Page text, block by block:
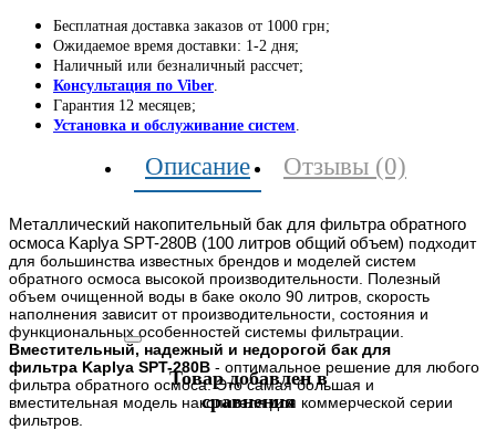
Бесплатная доставка заказов от 1000 грн;
Ожидаемое время доставки: 1-2 дня;
Наличный или безналичный рассчет;
Консультация по Viber
Гарантия 12 месяцев;
Установка и обслуживание систем
Описание Отзывы (0)
Металлический накопительный бак для фильтра обратного
осмоса Kaplya SPT-280B (100 литров общий объем) подходит
для большинства известных брендов и моделей систем
обратного осмоса высокой производительности. Полезный
объем очищенной воды в баке около 90 литров, скорость
наполнения зависит от производительности, состояния и
функциональных особенностей системы фильтрации.
Вместительный, надежный и недорогой бак для
фильтра Kaplya SPT-280B - оптимальное решение для любого
фильтра обратного осмоса. Это самая большая и
вместительная модель накопителя для коммерческой серии
фильтров.
Товар добавлен в
сравнения